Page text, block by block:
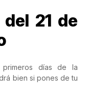
del 21 de
primeros días de la
bien si pones de tu